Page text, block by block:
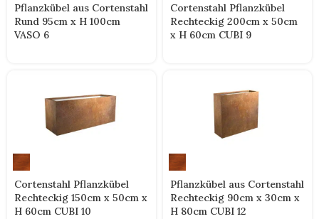
Pflanzkübel aus Cortenstahl
Rund 95cm x H 100cm
VASO 6
Cortenstahl Pflanzkübel
Rechteckig 200cm x 50cm
x H 60cm CUBI 9
Cortenstahl Pflanzkübel
Rechteckig 150cm x 50cm x
H 60cm CUBI 10
Pflanzkübel aus Cortenstahl
Rechteckig 90cm x 30cm x
H 80cm CUBI 12